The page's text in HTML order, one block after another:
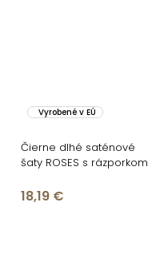
Vyrobené v EÚ
Čierne dlhé saténové
šaty ROSES s rázporkom
18,19 €